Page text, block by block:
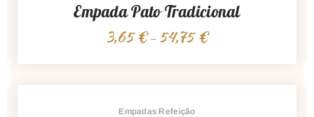
Empada Pato Tradicional
3,65€ – 54,75€Price
Empadas Refeição